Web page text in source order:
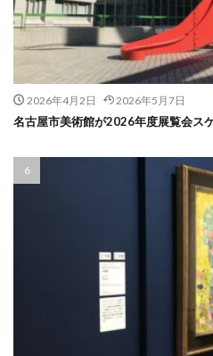
2026年4月2日 2026年5月7日
名古屋市美術館が2026年度展覧会ス